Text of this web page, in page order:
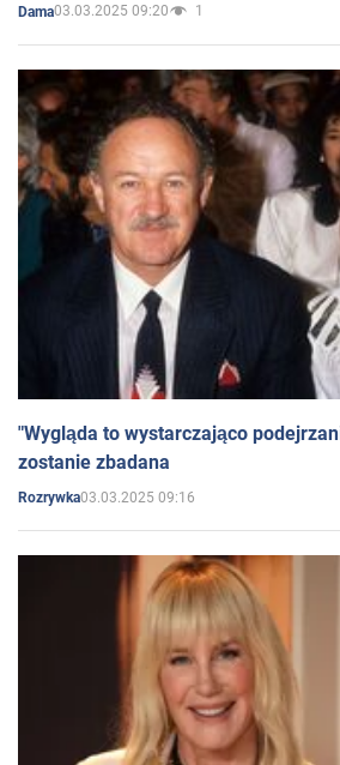
Dama03.03.2025 09:20 1
"Wygląda to wystarczająco
zostanie zbadana
Rozrywka03.03.2025 09:16